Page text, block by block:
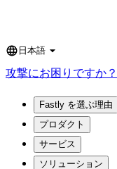
Language
日本語
攻撃にお困りですか？
Fastly を選ぶ理由
プロダクト
サービス
ソリューション